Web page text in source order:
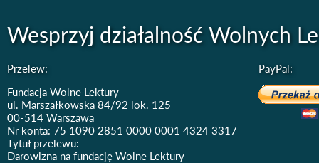
Wesprzyj działalność Wolnych
Przelew:
Fundacja Wolne Lektury
ul. Marszałkowska 84/92 lok. 125
00-514 Warszawa
Nr konta: 75 1090 2851 0000 0001 4324 3317
Tytuł przelewu:
Darowizna na fundację Wolne Lektury
PayPal: